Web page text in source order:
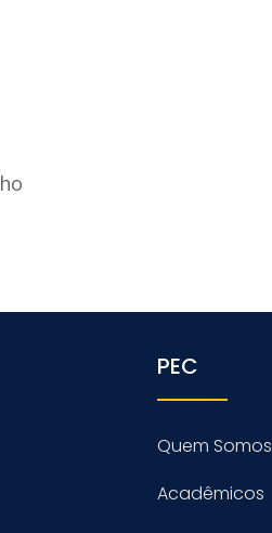
PEC
Quem Somos
Acadêmicos